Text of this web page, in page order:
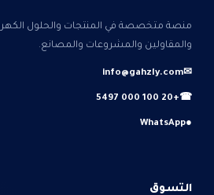
منصة متخصصة في المنتجات والحلول
والمقاولين والمشروعات والمصانع.
✉
info@gahzly.com
☎
+20 100 000 5497
●
WhatsApp
التسوق